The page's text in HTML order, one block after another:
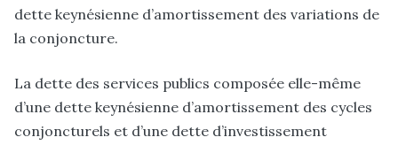
dette keynésienne d’amortissement des variations de
la conjoncture.
La dette des services publics composée elle-même
d’une dette keynésienne d’amortissement des cycles
conjoncturels et d’une dette d’investissement